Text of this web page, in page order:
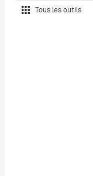
Tous les outils